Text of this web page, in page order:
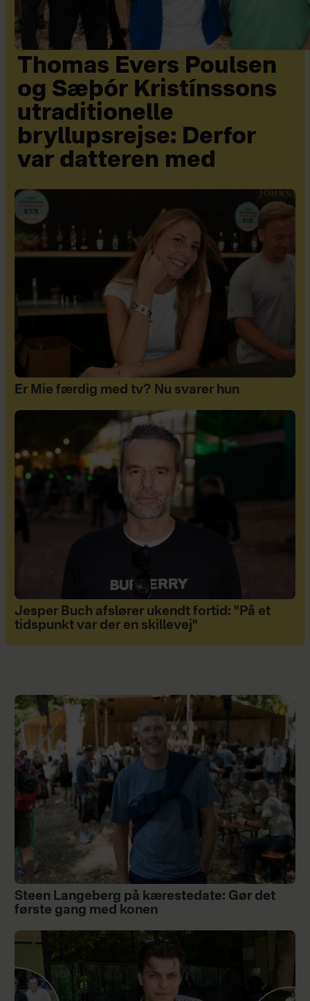
Thomas Evers Poulsen
og Sæþór Kristínssons
utraditionelle
bryllupsrejse: Derfor
var datteren med
Er Mie færdig med tv? Nu svarer hun
Jesper Buch afslører ukendt fortid: "På et
tidspunkt var der en skillevej"
Steen Langeberg på kærestedate: Gør det
første gang med konen